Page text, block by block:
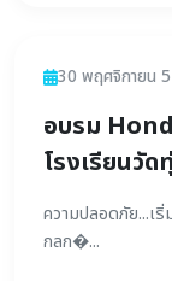
ข่าวสาร
30 พฤศจิกายน
อบรม
โรงเรียนวั
ความปลอดภัย...เ
กลก�...